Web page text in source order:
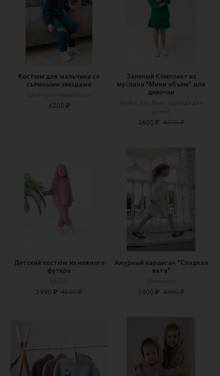
Костюм для мальчика со
съемными звездами
Шиворот-навыворот
6200 ₽
Зеленый Комплект из
муслина "Мини объем" для
девочки
Wake_Up_Run - одежда для
детей
2600 ₽ 4200 ₽
Детский костюм из нежного
футера
MEISÉ
3990 ₽ 4590 ₽
Ажурный кардиган "Сладкая
вата"
Minimerini
3800 ₽ 4200 ₽